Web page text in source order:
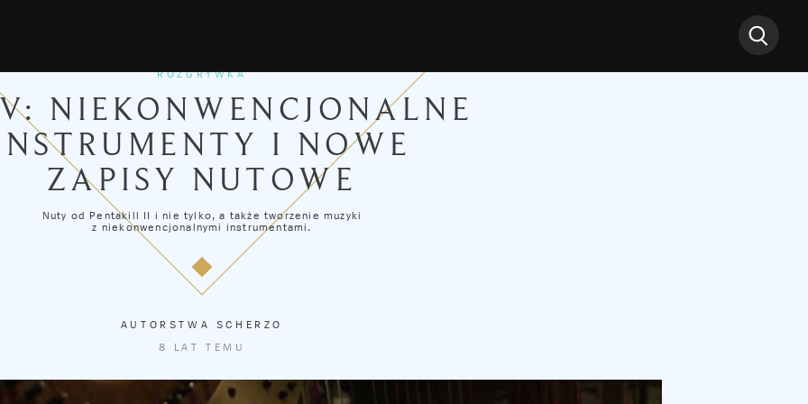
ROZGRYWKA
NIEKONWENCJONALNE
I NOWE
ZAPISY NUTOWE
Nuty od Pentakill II i nie tylko, a także tworzenie muzyki
z niekonwencjonalnymi instrumentami.
AUTORSTWA SCHERZO
8 LAT TEMU